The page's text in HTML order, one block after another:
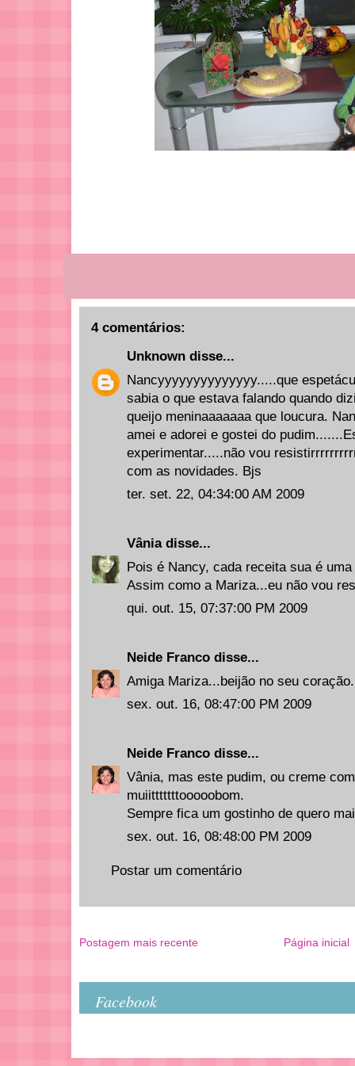
4 comentários:
Unknown disse...
Nancyyyyyyyyyyyyyy.....que
sabia o que estava falando quando
queijo meninaaaaaaa que loucura.
amei e adorei e gostei do
experimentar.....não vou
com as novidades. Bjs
ter. set. 22, 04:34:00 AM 2009
Vâniadisse...
Pois é Nancy, cada receita sua é
Assim como a Mariza...eu não vou
qui. out. 15, 07:37:00 PM 2009
Neide Franco disse...
Amiga Mariza...beijão no seu
sex. out. 16, 08:47:00 PM 2009
Neide Franco disse...
Vânia, mas este pudim, ou creme
muiitttttttooooobom.
Sempre fica um gostinho de quero
sex. out. 16, 08:48:00 PM 2009
Postar um comentário
Postagem mais recente Página inicial
Facebook